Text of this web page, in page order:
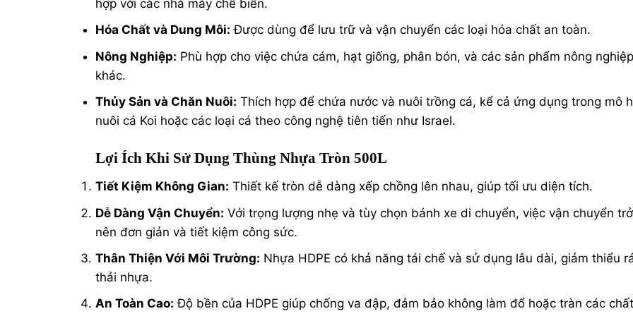
hợp với các nhà máy chế biến.
Hóa Chất và Dung Môi: Được dùng để lưu trữ và vận chuyển các loại hóa chất an toàn.
Nông Nghiệp: Phù hợp cho việc chứa cám, hạt giống, phân bón, và các sản phẩm nông nghiệp
khác.
Thủy Sản và Chăn Nuôi: Thích hợp để chứa nước và nuôi trồng cá, kể cả ứng dụng trong mô
nuôi cá Koi hoặc các loại cá theo công nghệ tiên tiến như Israel.
Lợi Ích Khi Sử Dụng Thùng Nhựa Tròn 500L
Tiết Kiệm Không Gian: Thiết kế tròn dễ dàng xếp chồng lên nhau, giúp tối ưu diện tích.
Dễ Dàng Vận Chuyển: Với trọng lượng nhẹ và tùy chọn bánh xe di chuyển, việc vận chuyển trở
nên đơn giản và tiết kiệm công sức.
Thân Thiện Với Môi Trường: Nhựa HDPE có khả năng tái chế và sử dụng lâu dài, giảm thiểu
thải nhựa.
An Toàn Cao: Độ bền của HDPE giúp chống va đập, đảm bảo không làm đổ hoặc tràn các chất